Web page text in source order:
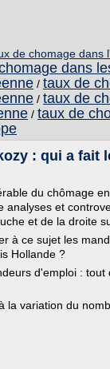
de chomage dans
dans
/ taux de
/ taux de
/ taux de
: qui a fait
du chômage
analyses et
et de la droite
à ce sujet les
Hollande ?
d'emploi : tout
la variation du